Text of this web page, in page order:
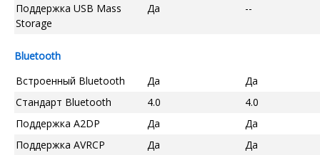
Поддержка USB Mass
Storage
Да --
Bluetooth
Встроенный Bluetooth
Да
Да
Стандарт Bluetooth
4.0
4.0
Поддержка A2DP
Да
Да
Поддержка AVRCP
Да Да